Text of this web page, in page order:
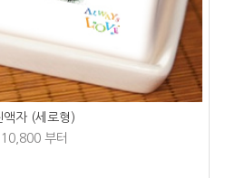
액자 (세로형)
부터